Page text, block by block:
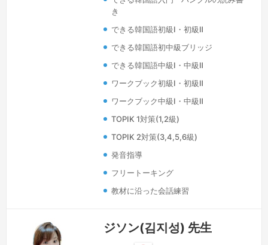
やっています。また、TOPIK作文対策も
丁寧に指導することができます。よろし
くお願い致します。続きを見る »
き
できる韓国語初級Ⅰ・初級Ⅱ
できる韓国語初中級ブリッジ
できる韓国語中級Ⅰ・中級Ⅱ
ワークブック初級Ⅰ・初級Ⅱ
ワークブック中級Ⅰ・中級Ⅱ
TOPIK 1対策(1,2級)
TOPIK 2対策(3,4,5,6級)
発音指導
フリートーキング
教材に沿った会話練習
ジソン(김지성) 先生